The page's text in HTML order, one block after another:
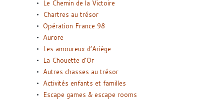
Le Chemin de la Victoire
Chartres au trésor
Opération France 98
Aurore
Les amoureux d’Ariège
La Chouette d’Or
Autres chasses au trésor
Activités enfants et familles
Escape games & escape rooms